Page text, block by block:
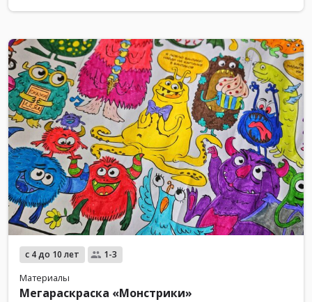
с 4 до 10 лет 1-3
Материалы
Мегараскраска «Монстрики»